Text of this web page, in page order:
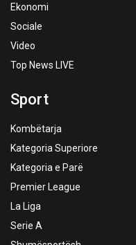
Ekonomi
Sociale
Video
Top News LIVE
Sport
Kombëtarja
Kategoria Superiore
Kategoria e Parë
Premier League
La Liga
Serie A